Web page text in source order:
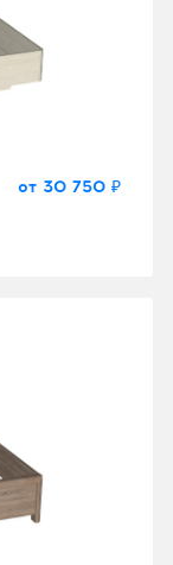
от 30 750 ₽